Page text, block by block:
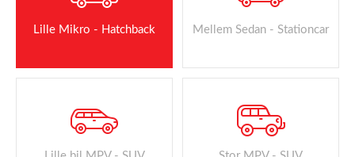
Lille Mikro - Hatchback Mellem Sedan - Stationcar